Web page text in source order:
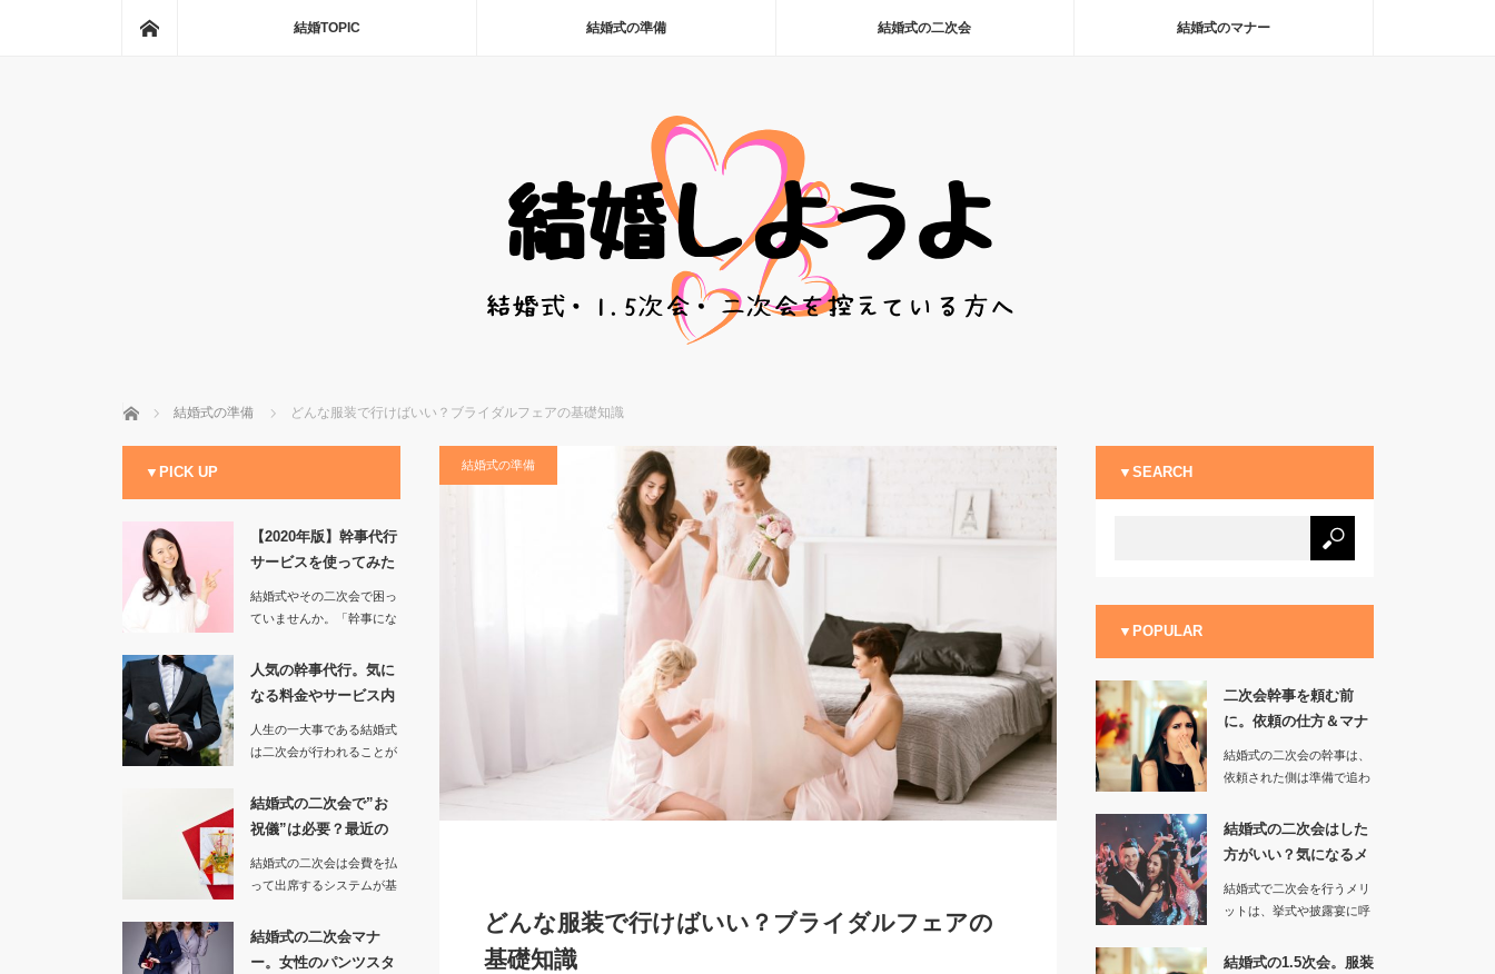
結婚TOPIC 結婚式の準備 結婚式の二次会 結婚式のマナー
ホーム 結婚式の準備 どんな服装で行けばいい？ブライダルフェアの基礎知識
結婚式の準備
どんな服装で行けばいい？ブライダルフェアの
基礎知識
▼PICK UP
【2020年版】幹事代行
サービスを使ってみた
感想は…
結婚式やその二次会で困っ
ていませんか。「幹事にな
ればよ…
人気の幹事代行。気に
なる料金やサービス内
容を調べて…
人生の一大事である結婚式
は二次会が行われることが
が忙…
結婚式の二次会で”お
祝儀”は必要？最近の
傾向を調べ…
結婚式の二次会は会費を払
って出席するシステムが基
宴から直…
結婚式の二次会マナ
ー。女性のパンツスタ
▼SEARCH
▼POPULAR
二次会幹事を頼む前
に。依頼の仕方＆マナ
ーを知ってお…
結婚式の二次会の幹事は、
依頼された側は準備で追わ
プレッシ…
結婚式の二次会はした
方がいい？気になるメ
リット＆デ…
結婚式で二次会を行うメリ
ットは、挙式や披露宴に呼
してもら…
結婚式の1.5次会。服装